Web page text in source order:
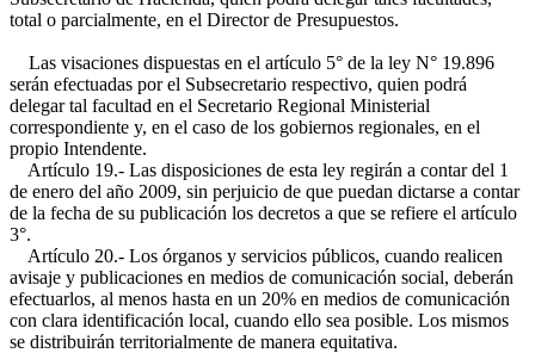
total o parcialmente, en el Director de Presupuestos.
Las visaciones dispuestas en el artículo 5° de la ley N° 19.896
serán efectuadas por el Subsecretario respectivo, quien podrá
delegar tal facultad en el Secretario Regional Ministerial
correspondiente y, en el caso de los gobiernos regionales, en el
propio Intendente.
Artículo 19.- Las disposiciones de esta ley regirán a contar del 1
de enero del año 2009, sin perjuicio de que puedan dictarse a contar
de la fecha de su publicación los decretos a que se refiere el artículo
3°.
Artículo 20.- Los órganos y servicios públicos, cuando realicen
avisaje y publicaciones en medios de comunicación social, deberán
efectuarlos, al menos hasta en un 20% en medios de comunicación
con clara identificación local, cuando ello sea posible. Los mismos
se distribuirán territorialmente de manera equitativa.